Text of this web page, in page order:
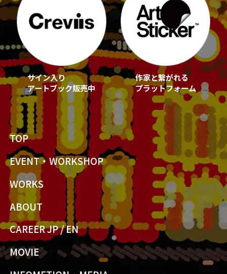
サイン入り
アートブック販売中
作家と繋がれる
プラットフォーム
TOP
EVENT・WORKSHOP
WORKS
ABOUT
CAREER JP/EN
MOVIE